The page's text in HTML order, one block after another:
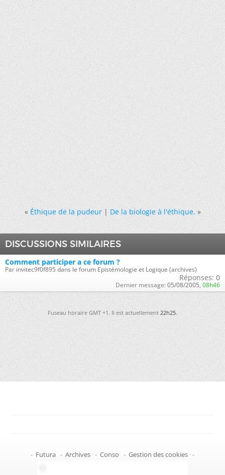
« Éthique de la pudeur|De la biologie à l'éthique. »
DISCUSSIONS SIMILAIRES
Comment participer a ce forum ?
Par invitec9f0f895 dans le forum Epistémologie et Logique (archives)
Réponses: 0
Dernier message: 05/08/2005, 08h46
Fuseau horaire GMT +1. Il est actuellement22h25.
- Futura - Archives - Conso - Gestion des cookies -